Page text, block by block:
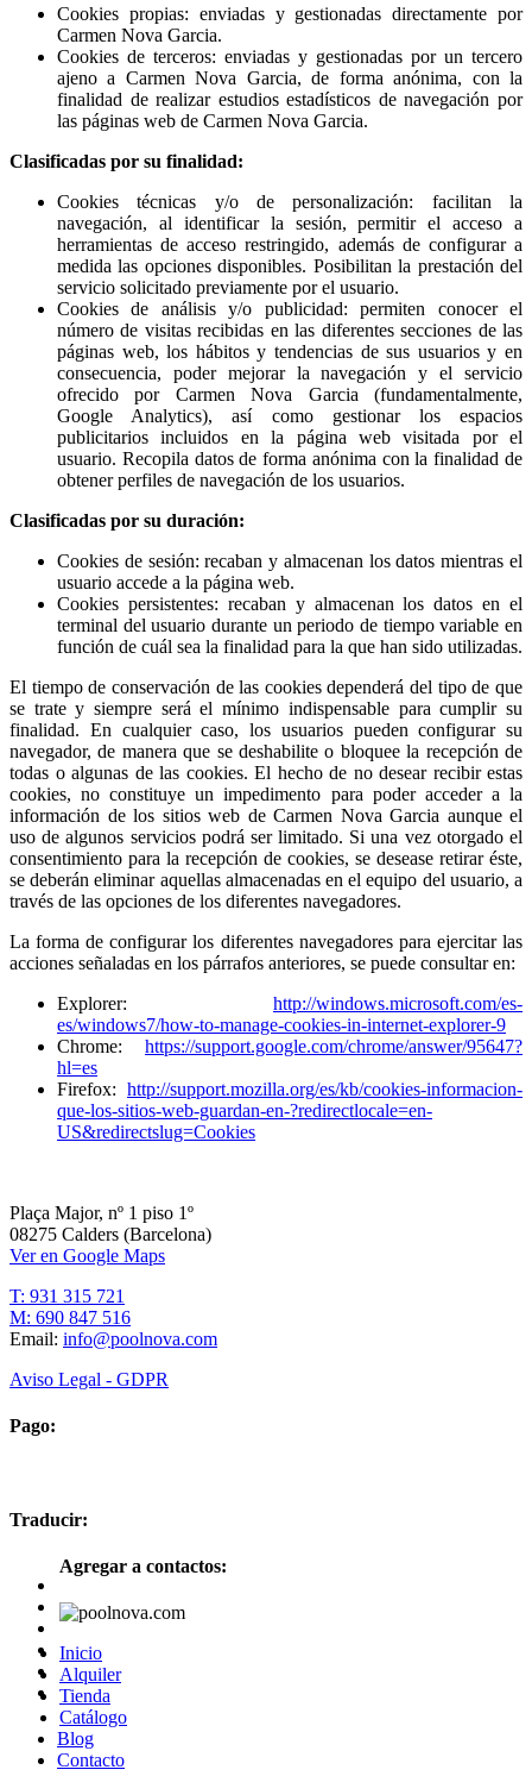
Cookies propias: enviadas y gestionadas directamente por
Carmen Nova Garcia.
Cookies de terceros: enviadas y gestionadas por un tercero
ajeno a Carmen Nova Garcia, de forma anónima, con la
finalidad de realizar estudios estadísticos de navegación por
las páginas web de Carmen Nova Garcia.
Clasificadas por su finalidad:
Cookies técnicas y/o de personalización: facilitan la
navegación, al identificar la sesión, permitir el acceso a
herramientas de acceso restringido, además de configurar a
medida las opciones disponibles. Posibilitan la prestación del
servicio solicitado previamente por el usuario.
Cookies de análisis y/o publicidad: permiten conocer el
número de visitas recibidas en las diferentes secciones de las
páginas web, los hábitos y tendencias de sus usuarios y en
consecuencia, poder mejorar la navegación y el servicio
ofrecido por Carmen Nova Garcia (fundamentalmente,
Google Analytics), así como gestionar los espacios
publicitarios incluidos en la página web visitada por el
usuario. Recopila datos de forma anónima con la finalidad de
obtener perfiles de navegación de los usuarios.
Clasificadas por su duración:
Cookies de sesión: recaban y almacenan los datos mientras el
usuario accede a la página web.
Cookies persistentes: recaban y almacenan los datos en el
terminal del usuario durante un periodo de tiempo variable en
función de cuál sea la finalidad para la que han sido utilizadas.
El tiempo de conservación de las cookies dependerá del tipo de que
se trate y siempre será el mínimo indispensable para cumplir su
finalidad. En cualquier caso, los usuarios pueden configurar su
navegador, de manera que se deshabilite o bloquee la recepción de
todas o algunas de las cookies. El hecho de no desear recibir estas
cookies, no constituye un impedimento para poder acceder a la
información de los sitios web de Carmen Nova Garcia aunque el
uso de algunos servicios podrá ser limitado. Si una vez otorgado el
consentimiento para la recepción de cookies, se desease retirar éste,
se deberán eliminar aquellas almacenadas en el equipo del usuario, a
través de las opciones de los diferentes navegadores.
La forma de configurar los diferentes navegadores para ejercitar las
acciones señaladas en los párrafos anteriores, se puede consultar en:
Explorer: http://windows.microsoft.com/es-
es/windows7/how-to-manage-cookies-in-internet-explorer-9
Chrome: https://support.google.com/chrome/answer/95647?
hl=es
Firefox: http://support.mozilla.org/es/kb/cookies-informacion-
que-los-sitios-web-guardan-en-?redirectlocale=en-
US&redirectslug=Cookies
Plaça Major, nº 1 piso 1º
08275 Calders (Barcelona)
Ver en Google Maps
T: 931 315 721
M: 690 847 516
Email: info@poolnova.com
Aviso Legal - GDPR
Pago:
Traducir:
Agregar a contactos:
Inicio
Alquiler
Tienda
Catálogo
Blog
Contacto